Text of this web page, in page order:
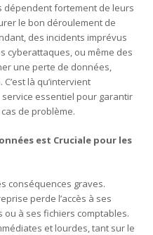
dépendent fortement de leurs
le bon déroulement de
des incidents imprévus
cyberattaques, ou même des
une perte de données,
là qu’intervient
service essentiel pour garantir
de problème.
est Cruciale pour les
conséquences graves.
perde l’accès à ses
à ses fichiers comptables.
et lourdes, tant sur le